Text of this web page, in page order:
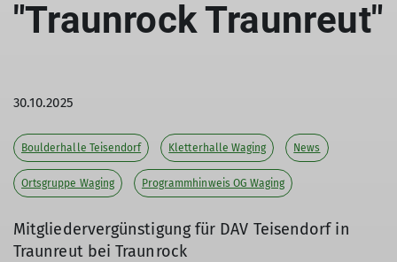
"Traunrock Traunreut"
30.10.2025
Boulderhalle Teisendorf Kletterhalle Waging News
Ortsgruppe Waging Programmhinweis OG Waging
Mitgliedervergünstigung für DAV Teisendorf in
Traunreut bei Traunrock